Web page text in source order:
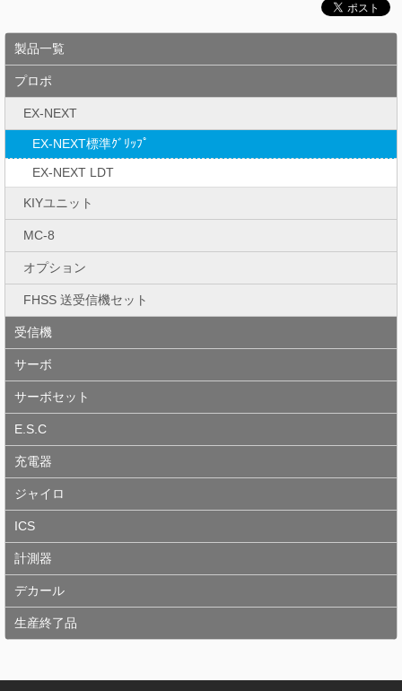
製品一覧
プロポ
EX-NEXT
EX-NEXT標準ｸﾞﾘｯﾌﾟ
EX-NEXT LDT
KIYユニット
MC-8
オプション
FHSS 送受信機セット
受信機
サーボ
サーボセット
E.S.C
充電器
ジャイロ
ICS
計測器
デカール
生産終了品